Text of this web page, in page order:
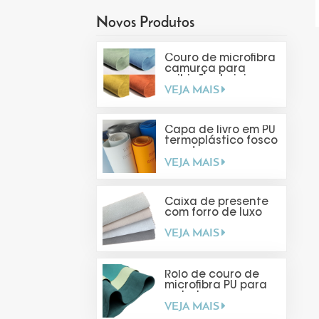
Novos Produtos
Couro de microfibra
camurça para
VEJA MAIS
Capa de livro em PU
termoplástico fosco
VEJA MAIS
Caixa de presente
com forro de luxo
VEJA MAIS
Rolo de couro de
microfibra PU para
VEJA MAIS